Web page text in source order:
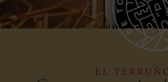
EL